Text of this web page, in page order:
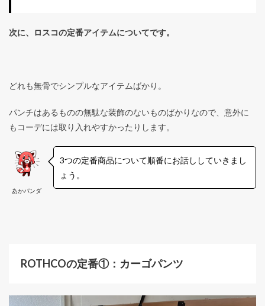
次に、ロスコの定番アイテムについてです。
どれも無骨でシンプルなアイテムばかり。
パンチはあるものの無駄な装飾のないものばかりなので、意外に
もコーデには取り入れやすかったりします。
あかパンダ
3つの定番商品について順番にお話ししていきまし
ょう。
ROTHCOの定番①：カーゴパンツ